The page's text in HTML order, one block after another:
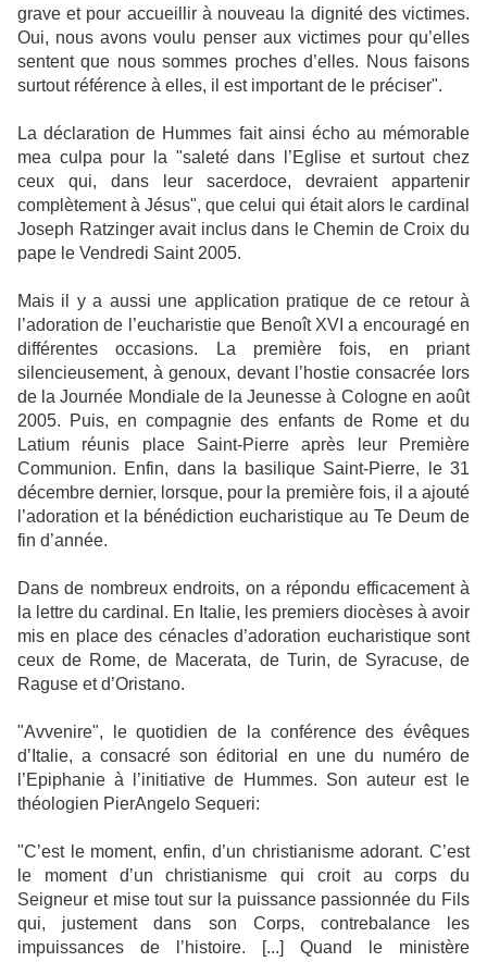
grave et pour accueillir à nouveau la dignité des victimes.
Oui, nous avons voulu penser aux victimes pour qu’elles
sentent que nous sommes proches d’elles. Nous faisons
surtout référence à elles, il est important de le préciser".
La déclaration de Hummes fait ainsi écho au mémorable
mea culpa pour la "saleté dans l’Eglise et surtout chez
ceux qui, dans leur sacerdoce, devraient appartenir
complètement à Jésus", que celui qui était alors le cardinal
Joseph Ratzinger avait inclus dans le Chemin de Croix du
pape le Vendredi Saint 2005.
Mais il y a aussi une application pratique de ce retour à
l’adoration de l’eucharistie que Benoît XVI a encouragé en
différentes occasions. La première fois, en priant
silencieusement, à genoux, devant l’hostie consacrée lors
de la Journée Mondiale de la Jeunesse à Cologne en août
2005. Puis, en compagnie des enfants de Rome et du
Latium réunis place Saint-Pierre après leur Première
Communion. Enfin, dans la basilique Saint-Pierre, le 31
décembre dernier, lorsque, pour la première fois, il a ajouté
l’adoration et la bénédiction eucharistique au Te Deum de
fin d’année.
Dans de nombreux endroits, on a répondu efficacement à
la lettre du cardinal. En Italie, les premiers diocèses à avoir
mis en place des cénacles d’adoration eucharistique sont
ceux de Rome, de Macerata, de Turin, de Syracuse, de
Raguse et d’Oristano.
"Avvenire", le quotidien de la conférence des évêques
d’Italie, a consacré son éditorial en une du numéro de
l’Epiphanie à l’initiative de Hummes. Son auteur est le
théologien PierAngelo Sequeri:
"C’est le moment, enfin, d’un christianisme adorant. C’est
le moment d’un christianisme qui croit au corps du
Seigneur et mise tout sur la puissance passionnée du Fils
qui, justement dans son Corps, contrebalance les
impuissances de l’histoire. [...] Quand le ministère